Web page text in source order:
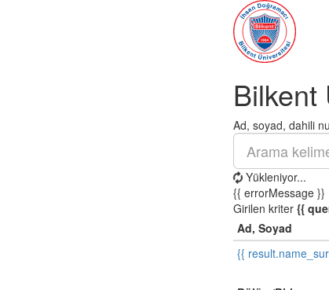
Bilkent
Ad, soyad, dahili
Yükleniyor...
{{ errorMessage }}
Girilen kriter {{
Ad, Soyad
{{